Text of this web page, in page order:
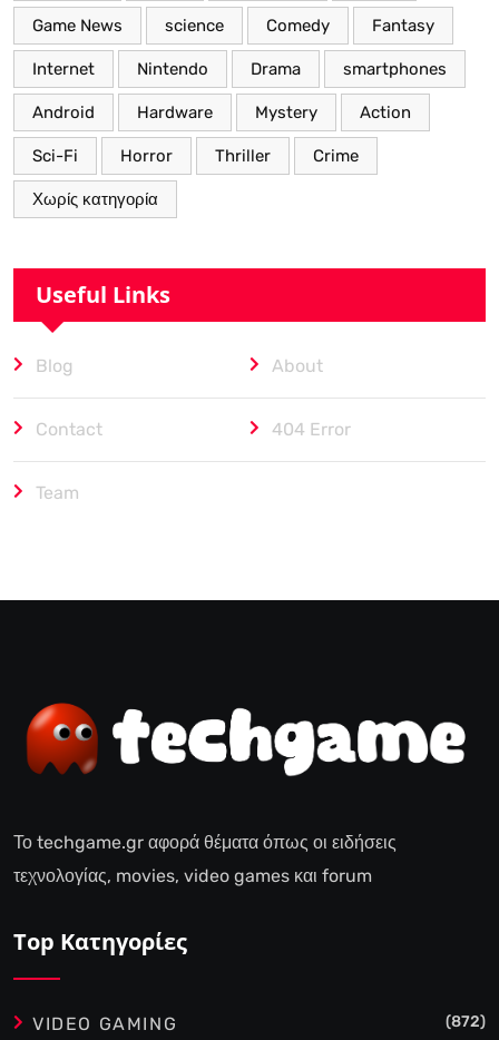
Game News science Comedy Fantasy
Internet Nintendo Drama smartphones
Android Hardware Mystery Action
Sci-Fi Horror Thriller Crime
Χωρίς κατηγορία
Useful Links
Blog About
Contact 404 Error
Team
Το techgame.gr αφορά θέματα όπως οι ειδήσεις
τεχνολογίας, movies, video games και forum
Top Κατηγορίες
VIDEO GAMING (872)